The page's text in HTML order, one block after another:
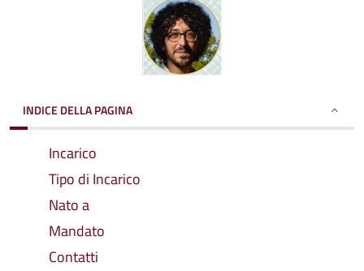
INDICE DELLA PAGINA
Incarico
Tipo di Incarico
Nato a
Mandato
Contatti